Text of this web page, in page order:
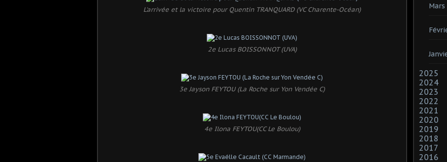
L'arrivée et la victoire pour Quentin TRANQUARD (VC Charente-Océan)
2e Lucas BOISSONNOT (UVA)
3e Jayson FEYTOU (La Roche sur Yon Vendée C)
4e Ilona FEYTOU(CC Le Boulou)
Mars
2025
2024
2023
2022
2021
2020
2019
2018
2017
2016